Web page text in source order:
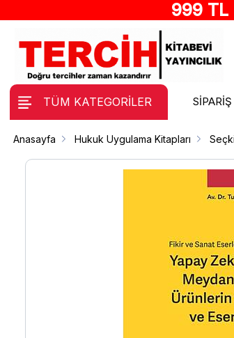
999 TL
TÜM KATEGORİLER
Anasayfa Hukuk Uygulama Kitapları